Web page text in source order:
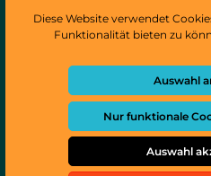
Diese Website verwendet
Funktionalität bieten zu
Auswahl
Nur funktionale
Auswahl